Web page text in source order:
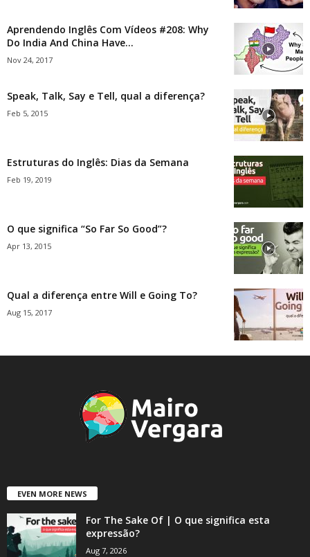
Aprendendo Inglês Com Vídeos #208: Why
Do India And China Have...
Nov 24, 2017
Speak, Talk, Say e Tell, qual a diferença?
Feb 5, 2015
Estruturas do Inglês: Dias da Semana
Feb 19, 2019
O que significa “So Far So Good”?
Apr 13, 2015
Qual a diferença entre Will e Going To?
Aug 15, 2017
EVEN MORE NEWS
For The Sake Of | O que significa esta
expressão?
Aug 7, 2026